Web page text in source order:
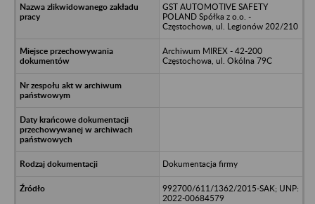
GST AUTOMOTIVE SAFETY
POLAND Spółka z o.o. -
Częstochowa, ul. Legionów 202/210
Archiwum MIREX - 42-200
Częstochowa, ul. Okólna 79C
Dokumentacja firmy
992700/611/1362/2015-SAK; UNP:
2022-00684579